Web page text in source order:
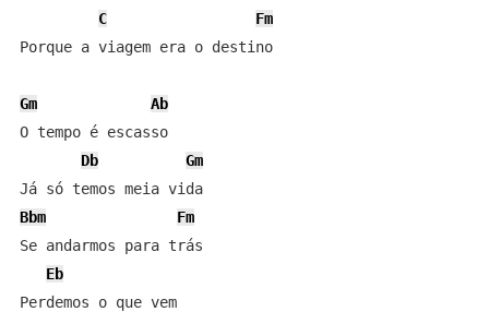
C
Fm
Porque a viagem era o destino
Gm
Ab
O tempo é escasso
Db
Gm
Já só temos meia vida
Bbm
Fm
Se andarmos para trás
Eb
Perdemos o que vem